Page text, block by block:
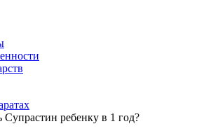
ребенку в 1 год?